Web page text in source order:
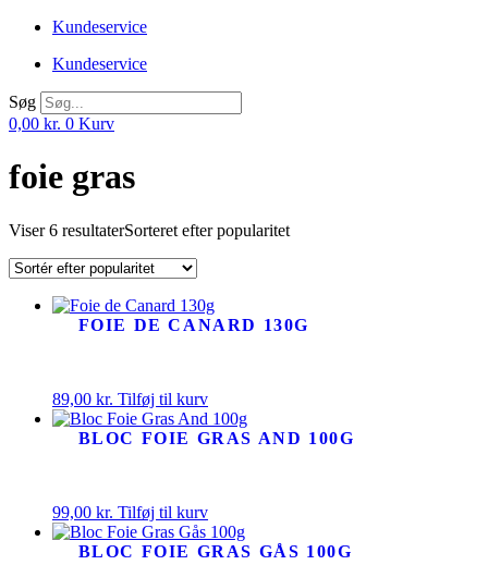
Kundeservice
Kundeservice
Søg
0,00 kr. 0 Kurv
foie gras
Viser 6 resultaterSorteret efter popularitet
FOIE DE CANARD 130G
89,00 kr. Tilføj til kurv
BLOC FOIE GRAS AND 100G
99,00 kr. Tilføj til kurv
BLOC FOIE GRAS GÅS 100G